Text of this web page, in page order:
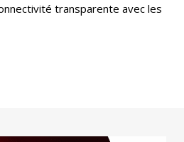
transparente avec les